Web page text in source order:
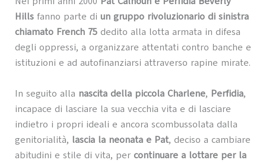
Hillsfanno parte di un gruppo rivoluzionario di sinistra
chiamato French 75dedito alla lotta armata in difesa
degli oppressi, a organizzare attentati contro banche e
istituzioni e ad autofinanziarsi attraverso rapine mirate.
In seguito alla nascita della piccola Charlene, Perfidia,
incapace di lasciare la sua vecchia vita e di lasciare
indietro i propri ideali e ancora scombussolata dalla
genitorialità, lascia la neonata e Pat, deciso a cambiare
abitudini e stile di vita, per continuare a lottare per la